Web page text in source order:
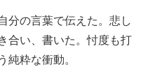
分の言葉で伝えた。悲し
合い、書いた。忖度も打
純粋な衝動。